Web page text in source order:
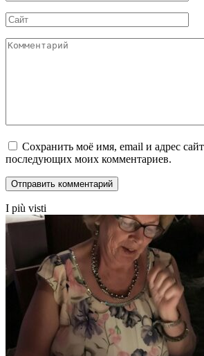
*
Сайт
Комментарий
Сохранить моё имя, email и адрес
последующих моих комментариев.
I più visti